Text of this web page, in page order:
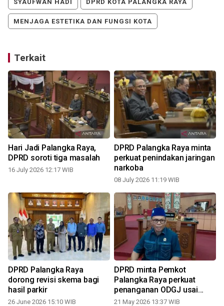
SYAUFWAN HADI DPRD KOTA PALANGKA RAYA
MENJAGA ESTETIKA DAN FUNGSI KOTA
Terkait
Hari Jadi Palangka Raya,
DPRD soroti tiga masalah
16 July 2026 12:17 WIB
DPRD Palangka Raya minta
perkuat penindakan jaringan
narkoba
08 July 2026 11:19 WIB
DPRD Palangka Raya
dorong revisi skema bagi
hasil parkir
26 June 2026 15:10 WIB
DPRD minta Pemkot
Palangka Raya perkuat
penanganan ODGJ usai
kasus penganiayaan
21 May 2026 13:37 WIB